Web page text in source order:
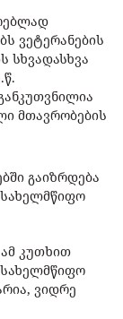
ვეტერანების
სხვადასხვა
მთავრობების
გაიზრდება
სახელმწიფო
კუთხით
ვიდრე